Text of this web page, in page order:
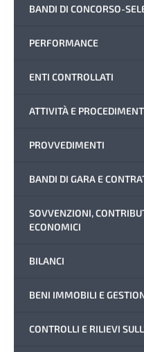
BANDI DI CONCORSO-
PERFORMANCE
ENTI CONTROLLATI
ATTIVITÀ E
PROVVEDIMENTI
BANDI DI GARA E
SOVVENZIONI,
ECONOMICI
BILANCI
BENI IMMOBILI E
CONTROLLI E RILIEVI